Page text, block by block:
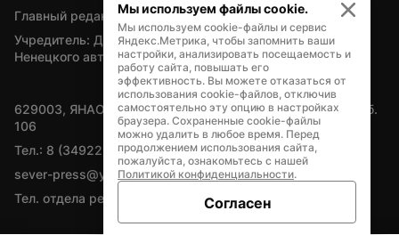
Главный редактор — А.Л. Поздеев
Учредитель: Департамент внутренней политики Ямало-
Ненецкого автономного округа
629003, ЯНАО, Салехард, мкр. Богдана Кнунянца, д.1, каб.
106
Тел.: 8 (34922) 71262
sever-press@yamal-media.ru
Тел. отдела рекламы: 8 (34922) 42728
Мы используем файлы cookie.
Мы используем cookie-файлы и сервис
Яндекс.Метрика, чтобы запомнить ваши
настройки, анализировать посещаемость и
работу сайта, повышать его
эффективность. Вы можете отказаться от
использования cookie-файлов, отключив
самостоятельно эту опцию в настройках
браузера. Сохраненные cookie-файлы
можно удалить в любое время. Перед
продолжением использования сайта,
пожалуйста, ознакомьтесь с нашей
Политикой конфиденциальности.
Согласен